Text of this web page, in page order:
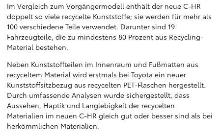
Im Vergleich zum Vorgängermodell enthält der neue C-HR
doppelt so viele recycelte Kunststoffe; sie werden für mehr als
100 verschiedene Teile verwendet. Darunter sind 19
Fahrzeugteile, die zu mindestens 80 Prozent aus Recycling-
Material bestehen.
Neben Kunststoffteilen im Innenraum und Fußmatten aus
recyceltem Material wird erstmals bei Toyota ein neuer
Kunststoffsitzbezug aus recycelten PET-Flaschen hergestellt.
Durch umfassende Analysen wurde sichergestellt, dass
Aussehen, Haptik und Langlebigkeit der recycelten
Materialien im neuen C-HR gleich gut oder besser sind als bei
herkömmlichen Materialien.